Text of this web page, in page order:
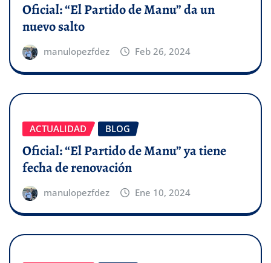
Oficial: “El Partido de Manu” da un
nuevo salto
manulopezfdez Feb 26, 2024
ACTUALIDAD BLOG
Oficial: “El Partido de Manu” ya tiene
fecha de renovación
manulopezfdez Ene 10, 2024